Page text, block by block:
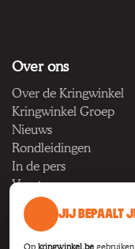
Over ons
Over de Kringwinkel
Kringwinkel Groep
Nieuws
Rondleidingen
In de pers
Vacatures
JIJ BEPAALT
Op kringwinkel.be